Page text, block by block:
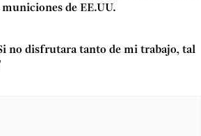
municiones de EE.UU.
no disfrutara tanto de mi trabajo, tal